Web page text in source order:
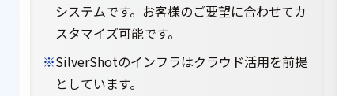
システムです。お客様のご要望に合わせてカ
スタマイズ可能です。
※SilverShotのインフラはクラウド活用を前提
としています。